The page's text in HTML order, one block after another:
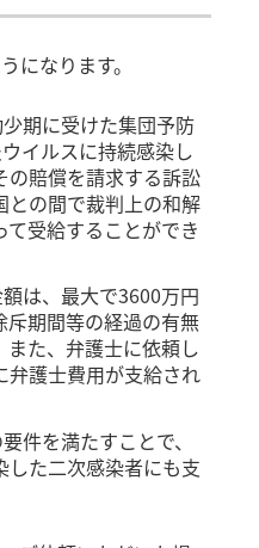
になります。
期に受けた集団予防
イルスに持続感染し
の賠償を請求する訴訟
との間で裁判上の和解
受給することができ
は、最大で3600万円
斥期間等の経過の有無
また、弁護士に依頼し
弁護士費用が支給され
件を満たすことで、
た二次感染者にも支